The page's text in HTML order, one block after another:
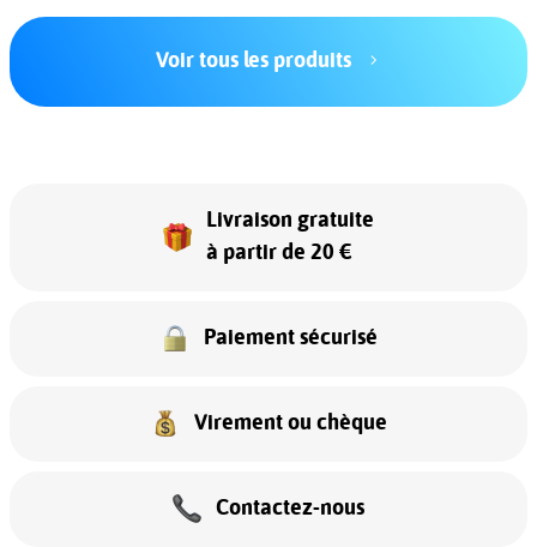
Voir tous les produits
Livraison gratuite
à partir de 20 €
Paiement sécurisé
Virement ou chèque
Contactez-nous